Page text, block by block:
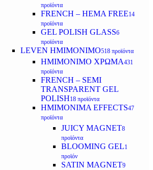
προϊόντα
FRENCH – HEMA FREE14
προϊόντα
GEL POLISH GLASS6
προϊόντα
LEVEN ΗΜΙΜΟΝΙΜΟ518 προϊόντα
ΗΜΙΜΟΝΙΜΟ ΧΡΩΜΑ431
προϊόντα
FRENCH – SEMI
TRANSPARENT GEL
POLISH18 προϊόντα
HMIMONIMA EFFECTS47
προϊόντα
JUICY MAGNET8
προϊόντα
BLOOMING GEL1
προϊόν
SATIN MAGNET9